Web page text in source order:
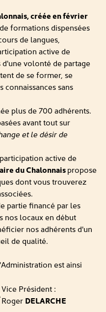
créée en février
formations dispensées
de langues,
active de
d'une volonté de partage
de se former, se
sans
plus de 700 adhérents.
avant tout sur
et le désir de
active de
du Chalonnaispropose
dont vous trouverez
partie financé par les
nos locaux en début
nos adhérents d'un
de qualité.
est ainsi
Vice Président :
Roger DELARCHE